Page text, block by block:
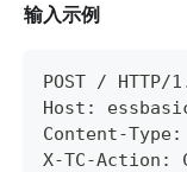
输入示例
POST / HTTP/
Host:
Content-
X-TC-Action: